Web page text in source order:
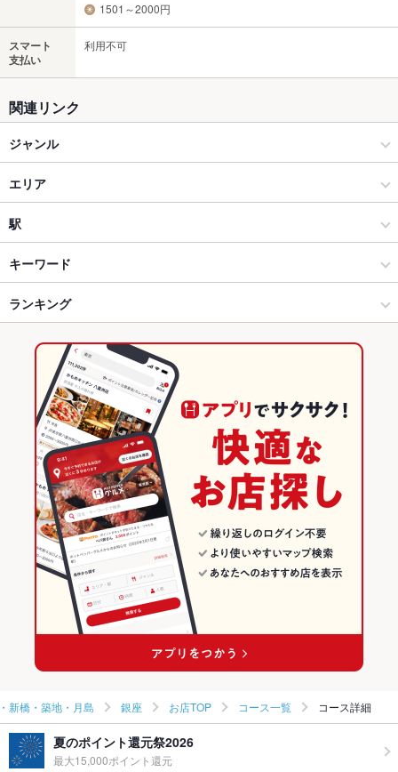
1501～2000円
スマート
支払い
利用不可
関連リンク
ジャンル
居酒屋
和風
銀座・有楽町・新橋・築地・月島 × 居酒屋
銀座・有楽町・新橋・築地・月島 × 和風
銀座駅 × 居酒屋
銀座駅 × 和風
エリア
銀座
銀座 × 居酒屋
銀座 × 和風
東京 × 居酒屋
東京 × 和風
駅
銀座駅
新橋駅
有楽町駅
キーワード
からあげ
にんにく料理 フライドポテト ソーセージ
ステーキ ジェラート
ランキング
東京のグルメランキング
東京の居酒屋ランキング
銀座・有楽町・新橋・築地・月島のグルメランキング
銀座・有楽町・新橋・築地・月島の居酒屋ランキング
銀座のグルメランキング
銀座の居酒屋ランキング
新橋・築地・月島 銀座 お店TOP コース一覧 コース詳細
夏のポイント還元祭2026
最大15,000ポイント還元